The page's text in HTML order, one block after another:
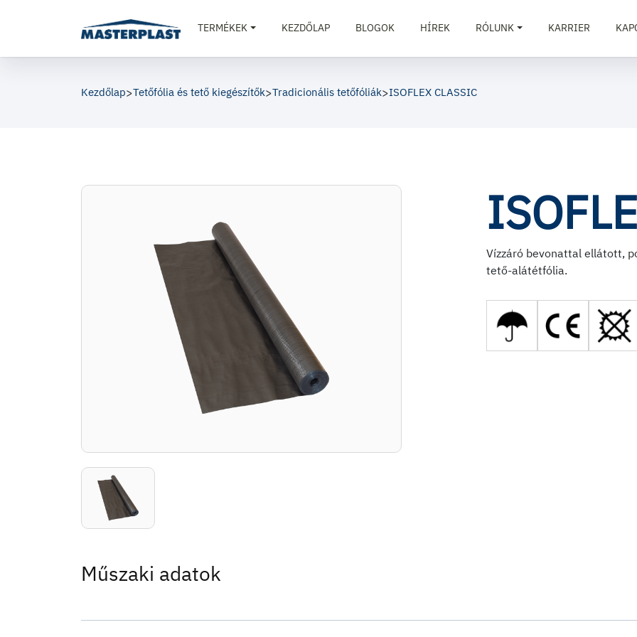
TERMÉKEK KEZDŐLAP BLOGOK HÍREK RÓLUNK KARRIER
Kezdőlap>Tetőfólia és tető kiegészítők>Tradicionális tetőfóliák>ISOFLEX CLASSIC
Vízzáró bevonattal ellátott,
tető-alátétfólia.
Műszaki adatok
Felhasználási terület:kétszeresen (a hőszigetelés és a fólia, valamint a fólia és a tetőfedés között)